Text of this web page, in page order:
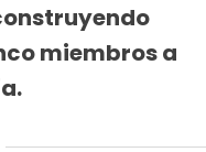
miembros a